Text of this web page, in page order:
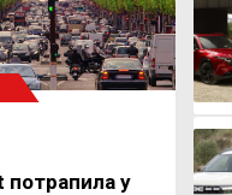
потрапила у